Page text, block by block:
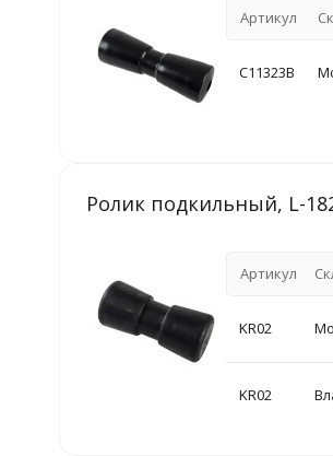
Артикул
C11323B
Ролик подкильный, L-
Артикул
KR02
KR02